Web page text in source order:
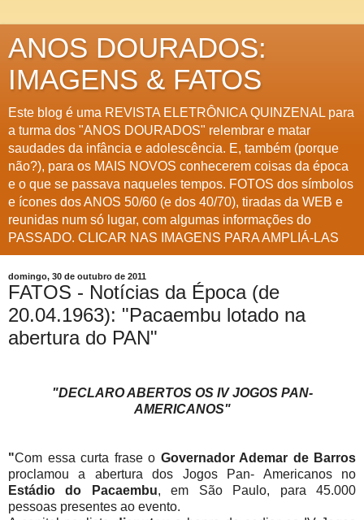
ANOS DOURADOS:
IMAGENS & FATOS
Este blog é uma REVISTA ELETRÔNICA QUINZENAL para
a turma dos "ANOS DOURADOS" relembrar e matar
saudades da infância e adolescência. E, também (porque
não?), para os MAIS NOVOS conhecerem coisas da época
e o que se passava naqueles tempos. FOTOS dos símbolos
e ícones dos ANOS 50/60 (e dos 40/70), tiradas da WEB e
reunidas num só lugar, com algumas informações do
PASSADO. CLICAR NAS IMAGENS PARA AMPLIÁ-LAS
domingo, 30 de outubro de 2011
FATOS - Notícias da Época (de
20.04.1963): "Pacaembu lotado na
abertura do PAN"
"DECLARO ABERTOS OS IV JOGOS PAN-
AMERICANOS"
"Com essa curta frase o Governador Ademar de Barros
proclamou a abertura dos Jogos Pan- Americanos no
Estádio do Pacaembu, em São Paulo, para 45.000
pessoas presentes ao evento.